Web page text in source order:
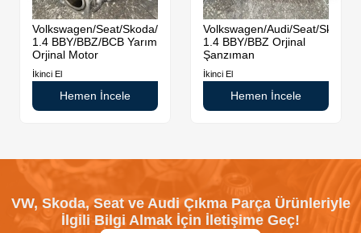
Volkswagen/Seat/Skoda/Audi
1.4 BBY/BBZ/BCB Yarım
Orjinal Motor
İkinci El
Hemen İncele
Volkswagen/Audi/Seat/Skoda
1.4 BBY/BBZ Orjinal
Şanzıman
İkinci El
Hemen İncele
VW, Skoda, Seat ve Audi Çıkma Parça Ürünleriyle
İlgili Bilgi Almak İçin İletişime Geç!